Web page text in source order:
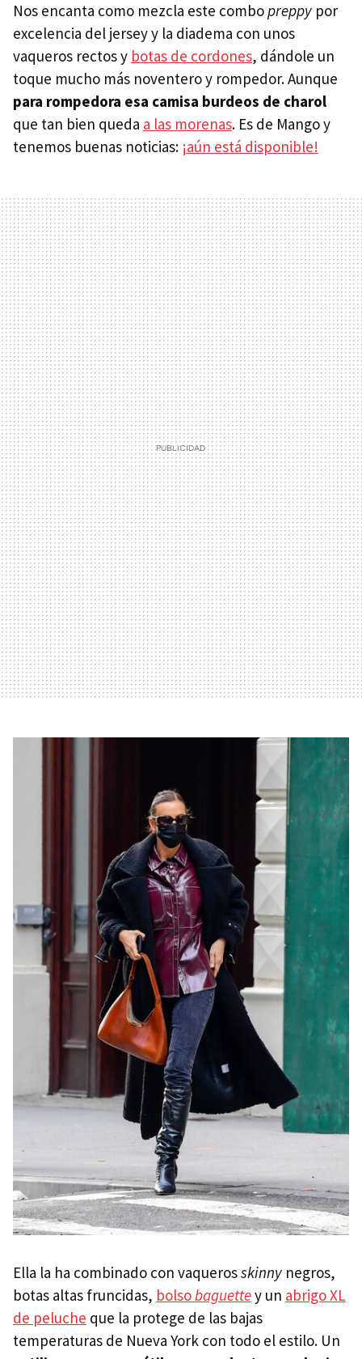
Nos encanta como mezcla este combopreppy por
excelencia del jersey y la diadema con unos
vaqueros rectos y botas de cordones, dándole un
toque mucho más noventero y rompedor. Aunque
para rompedora esa camisa burdeos de charol
que tan bien queda a las morenas. Es de Mango y
tenemos buenas noticias: ¡aún está disponible!
Ella la ha combinado con vaquerosskinny negros,
botas altas fruncidas, bolsobaguettey un abrigo XL
de peluche que la protege de las bajas
temperaturas de Nueva York con todo el estilo. Un